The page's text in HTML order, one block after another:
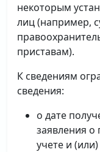
некоторым
лиц (например,
приставам).
К сведениям
сведения:
о дате
заявления о
учете и